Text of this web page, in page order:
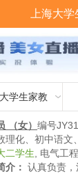
上海大
大学生家教
（女） 编号
理化、初中语文、
二学生
电气工
介： 认真负责